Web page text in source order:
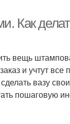
Как
вещь
и учтут
вазу
пошаговую